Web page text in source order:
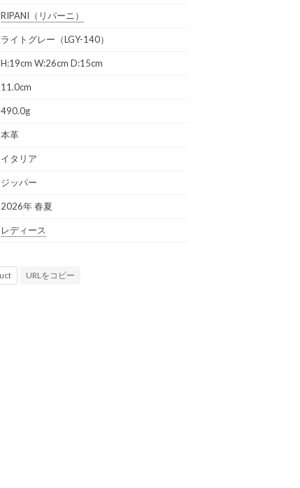
RIPANI （リパーニ）
ライトグレー（LGY-140）
H:19cm W:26cm D:15cm
11.0cm
490.0g
本革
イタリア
ジッパー
2026年 春夏
レディース
URLをコピー